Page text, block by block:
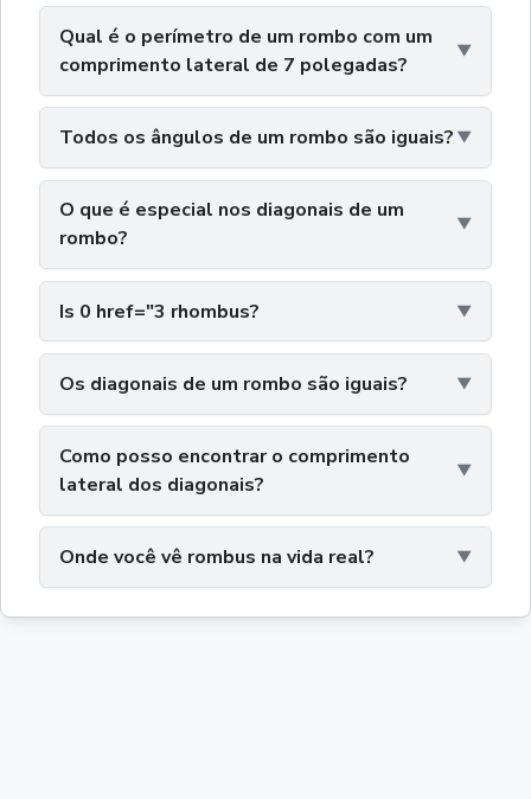
Qual é o perímetro de um rombo com um
comprimento lateral de 7 polegadas?
Todos os ângulos de um rombo são iguais?
O que é especial nos diagonais de um
rombo?
Is 0 href="3 rhombus?
Os diagonais de um rombo são iguais?
Como posso encontrar o comprimento
lateral dos diagonais?
Onde você vê rombus na vida real?